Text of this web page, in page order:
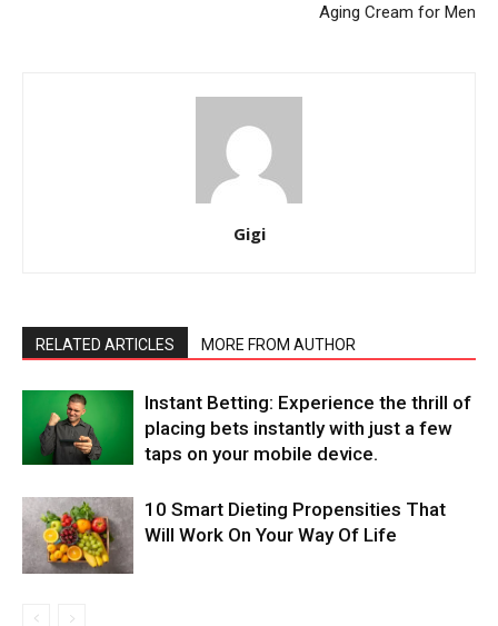
Aging Cream for Men
Gigi
RELATED ARTICLES MORE FROM AUTHOR
Instant Betting: Experience the thrill of
placing bets instantly with just a few
taps on your mobile device.
10 Smart Dieting Propensities That
Will Work On Your Way Of Life